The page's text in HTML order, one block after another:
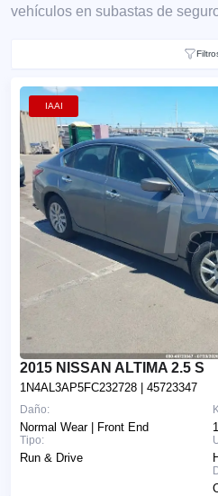
vehículos en subastas de
IAAI
2015 NISSAN ALTIMA 2.5 S
1N4AL3AP5FC232728 | 45723347
Daño:
Normal Wear | Front End
Tipo:
Run & Drive